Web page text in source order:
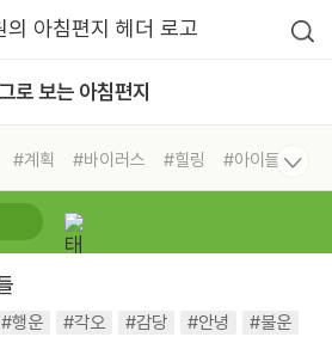
로 보는 아침편지
#계획 #바이러스 #힐링
#아이들
#삶
링컨학교
#행운 #각오 #감당 #안녕
#불운